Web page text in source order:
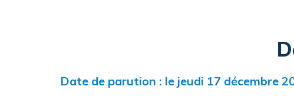
Date de parution : le jeudi 17 décembre